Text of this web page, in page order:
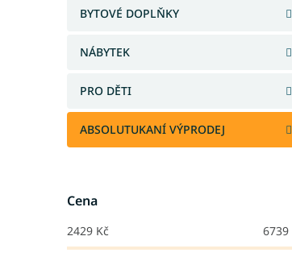
BYTOVÉ DOPLŇKY
NÁBYTEK
PRO DĚTI
ABSOLUTUKANÍ VÝPRODEJ
Cena
2429 Kč 6739